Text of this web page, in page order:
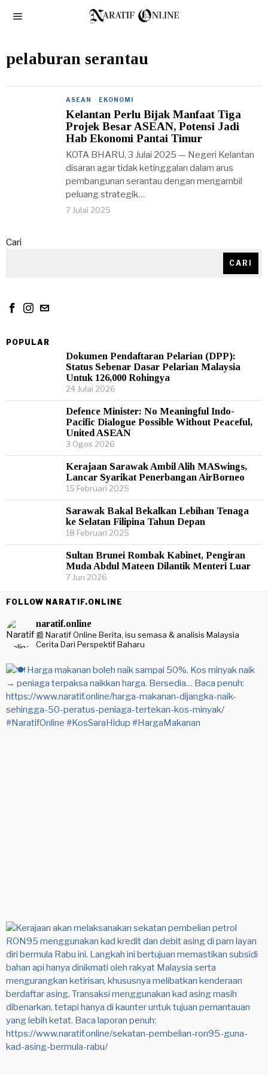
pelaburan serantau
ASEAN · EKONOMI
Kelantan Perlu Bijak Manfaat Tiga
Projek Besar ASEAN, Potensi Jadi
Hab Ekonomi Pantai Timur
KOTA BHARU, 3 Julai 2025 — Negeri Kelantan
disaran agar tidak ketinggalan dalam arus
pembangunan serantau dengan mengambil
peluang strategik…
7 Julai 2025
Cari
CARI
POPULAR
Dokumen Pendaftaran Pelarian (DPP):
Status Sebenar Dasar Pelarian Malaysia
Untuk 126,000 Rohingya
24 Julai 2026
Defence Minister: No Meaningful Indo-
Pacific Dialogue Possible Without Peaceful,
United ASEAN
3 Ogos 2026
Kerajaan Sarawak Ambil Alih MASwings,
Lancar Syarikat Penerbangan AirBorneo
15 Februari 2025
Sarawak Bakal Bekalkan Lebihan Tenaga
ke Selatan Filipina Tahun Depan
18 Februari 2025
Sultan Brunei Rombak Kabinet, Pengiran
Muda Abdul Mateen Dilantik Menteri Luar
7 Jun 2026
FOLLOW NARATIF.ONLINE
naratif.online
📰 Naratif Online Berita, isu semasa & analisis Malaysia
Cerita Dari Perspektif Baharu